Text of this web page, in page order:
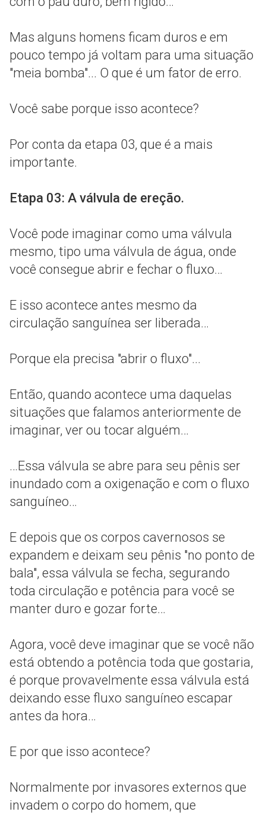
Mas alguns homens ficam duros e em
pouco tempo já voltam para uma situação
"meia bomba"... O que é um fator de erro.
Você sabe porque isso acontece?
Por conta da etapa 03, que é a mais
importante.
Etapa 03: A válvula de ereção.
Você pode imaginar como uma válvula
mesmo, tipo uma válvula de água, onde
você consegue abrir e fechar o fluxo…
E isso acontece antes mesmo da
circulação sanguínea ser liberada…
Porque ela precisa "abrir o fluxo"...
Então, quando acontece uma daquelas
situações que falamos anteriormente de
imaginar, ver ou tocar alguém…
…Essa válvula se abre para seu pênis ser
inundado com a oxigenação e com o fluxo
sanguíneo…
E depois que os corpos cavernosos se
expandem e deixam seu pênis "no ponto de
bala", essa válvula se fecha, segurando
toda circulação e potência para você se
manter duro e gozar forte…
Agora, você deve imaginar que se você não
está obtendo a potência toda que gostaria,
é porque provavelmente essa válvula está
deixando esse fluxo sanguíneo escapar
antes da hora…
E por que isso acontece?
Normalmente por invasores externos que
invadem o corpo do homem, que